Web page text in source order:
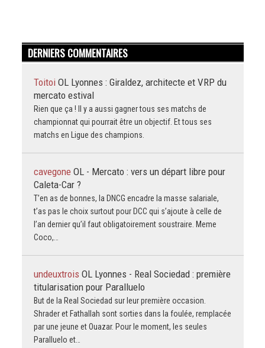
DERNIERS COMMENTAIRES
Toitoi OL Lyonnes : Giraldez, architecte et VRP du
mercato estival
Rien que ça ! Il y a aussi gagner tous ses matchs de
championnat qui pourrait être un objectif. Et tous ses
matchs en Ligue des champions.
cavegone OL - Mercato : vers un départ libre pour
Caleta-Car ?
T’en as de bonnes, la DNCG encadre la masse salariale,
t’as pas le choix surtout pour DCC qui s’ajoute à celle de
l’an dernier qu’il faut obligatoirement soustraire. Meme
Coco,…
undeuxtrois OL Lyonnes - Real Sociedad : première
titularisation pour Paralluelo
But de la Real Sociedad sur leur première occasion.
Shrader et Fathallah sont sorties dans la foulée, remplacée
par une jeune et Ouazar. Pour le moment, les seules
Paralluelo et…